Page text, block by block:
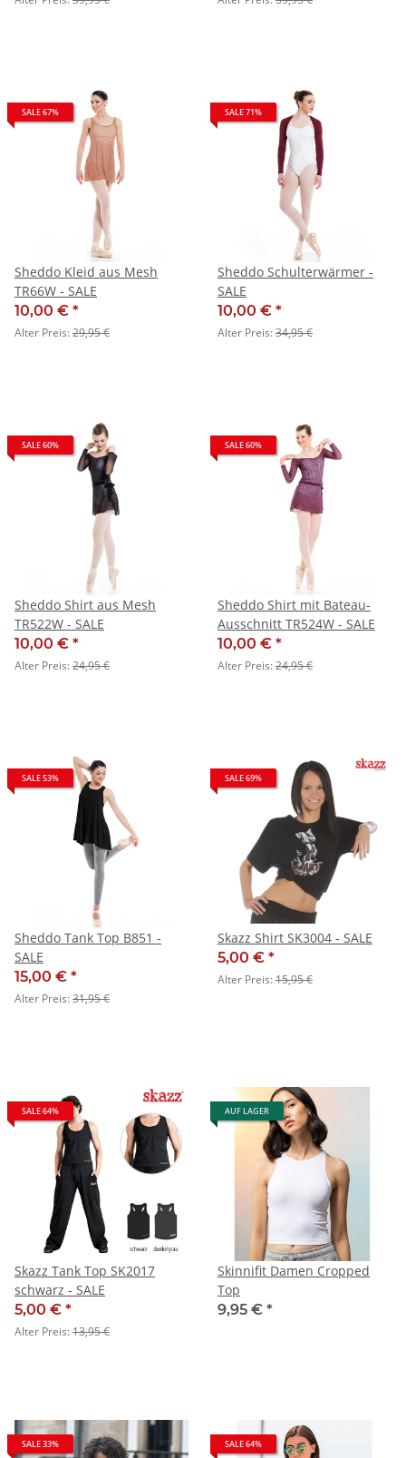
SALE 67%
Sheddo Kleid aus Mesh
TR66W - SALE
10,00 € *
Alter Preis:29,95 €
SALE 71%
Sheddo Schulterwärmer -
SALE
10,00 € *
Alter Preis:34,95 €
SALE 60%
Sheddo Shirt aus Mesh
TR522W - SALE
10,00 € *
Alter Preis:24,95 €
SALE 60%
Sheddo Shirt mit Bateau-
Ausschnitt TR524W - SALE
10,00 € *
Alter Preis:24,95 €
SALE 53%
Sheddo Tank Top B851 -
SALE
15,00 € *
Alter Preis:31,95 €
SALE 69%
Skazz Shirt SK3004 - SALE
5,00 € *
Alter Preis:15,95 €
SALE 64%
Skazz Tank Top SK2017
schwarz - SALE
5,00 € *
Alter Preis:13,95 €
AUF LAGER
Skinnifit Damen Cropped
Top
9,95 € *
SALE 33% SALE 64%